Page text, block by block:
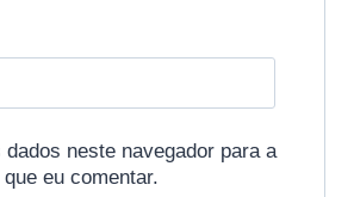
dados neste navegador para a
eu comentar.